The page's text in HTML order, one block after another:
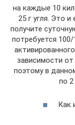
на каждые 10
25 г угля. Это
получите
потребуется
зависимости
поэтому в
по
Как